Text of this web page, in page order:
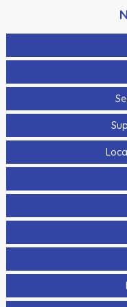
Cabo Para Cameras
Mp2100-4
Cadastrador De Cartoes
Frequencia 125Khz (Em)
Cadastrador Impressao
Cartao De Memoria
Cartao De Proximidade
Em 125Khz Em Pvc
Cartao De Proximidade
Cartao De Proximidade
13,56Mhz
Cartao De Proximidade
Mifare 13,56Mhz E Em